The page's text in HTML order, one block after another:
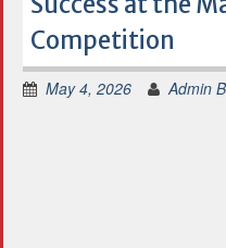
Competition
May 4, 2026 Admin